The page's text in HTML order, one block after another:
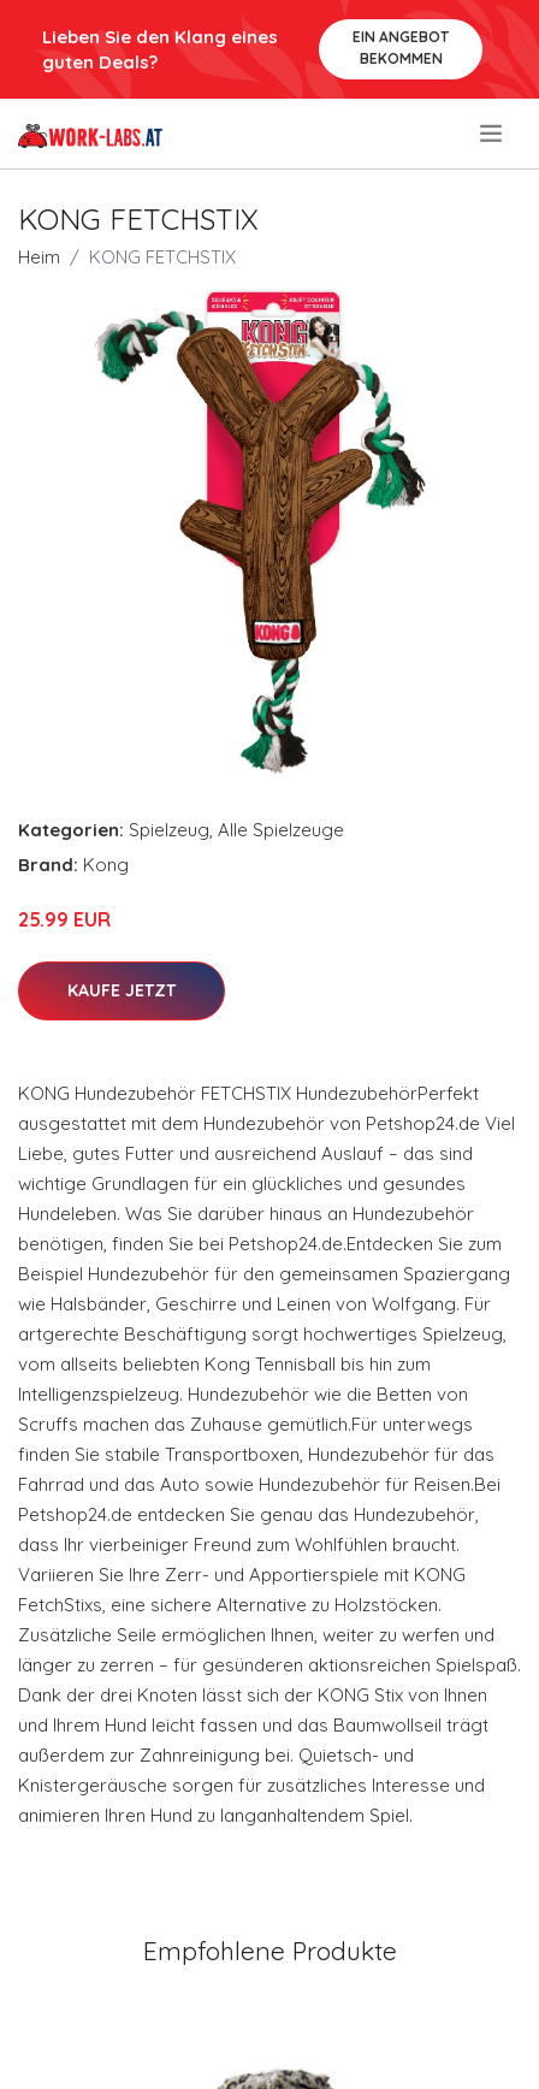
Lieben Sie den Klang eines
guten Deals?
EIN ANGEBOT
BEKOMMEN
KONG FETCHSTIX
Heim KONG FETCHSTIX
Kategorien: Spielzeug, Alle Spielzeuge
Brand: Kong
25.99 EUR
KAUFE JETZT
KONG Hundezubehör FETCHSTIX HundezubehörPerfekt
ausgestattet mit dem Hundezubehör von Petshop24.de Viel
Liebe, gutes Futter und ausreichend Auslauf – das sind
wichtige Grundlagen für ein glückliches und gesundes
Hundeleben. Was Sie darüber hinaus an Hundezubehör
benötigen, finden Sie bei Petshop24.de.Entdecken Sie zum
Beispiel Hundezubehör für den gemeinsamen Spaziergang
wie Halsbänder, Geschirre und Leinen von Wolfgang. Für
artgerechte Beschäftigung sorgt hochwertiges Spielzeug,
vom allseits beliebten Kong Tennisball bis hin zum
Intelligenzspielzeug. Hundezubehör wie die Betten von
Scruffs machen das Zuhause gemütlich.Für unterwegs
finden Sie stabile Transportboxen, Hundezubehör für das
Fahrrad und das Auto sowie Hundezubehör für Reisen.Bei
Petshop24.de entdecken Sie genau das Hundezubehör,
dass Ihr vierbeiniger Freund zum Wohlfühlen braucht.
Variieren Sie Ihre Zerr- und Apportierspiele mit KONG
FetchStixs, eine sichere Alternative zu Holzstöcken.
Zusätzliche Seile ermöglichen Ihnen, weiter zu werfen und
länger zu zerren – für gesünderen aktionsreichen Spielspaß.
Dank der drei Knoten lässt sich der KONG Stix von Ihnen
und Ihrem Hund leicht fassen und das Baumwollseil trägt
außerdem zur Zahnreinigung bei. Quietsch- und
Knistergeräusche sorgen für zusätzliches Interesse und
animieren Ihren Hund zu langanhaltendem Spiel.
Empfohlene Produkte